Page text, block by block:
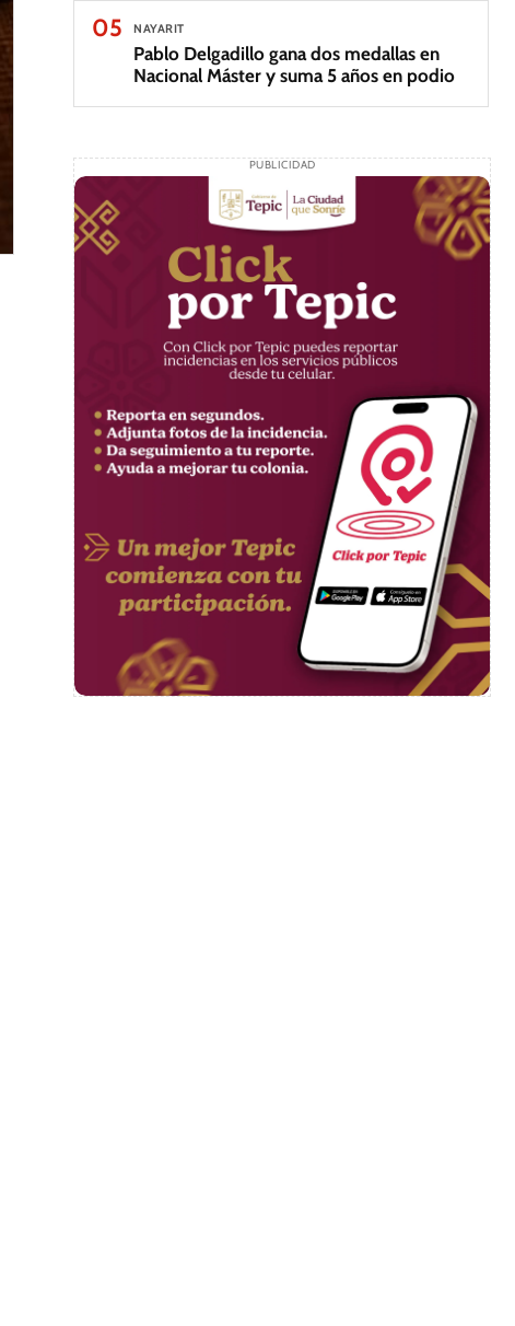
05 NAYARIT
Pablo Delgadillo gana dos medallas en
Nacional Máster y suma 5 años en podio
PUBLICIDAD